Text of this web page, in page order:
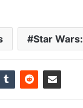
Star